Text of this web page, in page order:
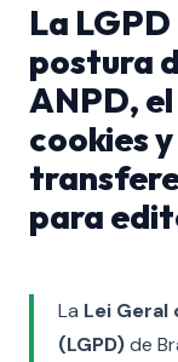
La
postura
ANPD,
cookies
para
La Lei Geral
(LGPD)de